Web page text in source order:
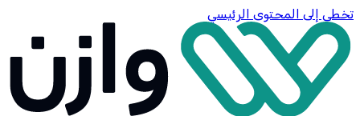
تخطي إلى المحتوى الرئيسي